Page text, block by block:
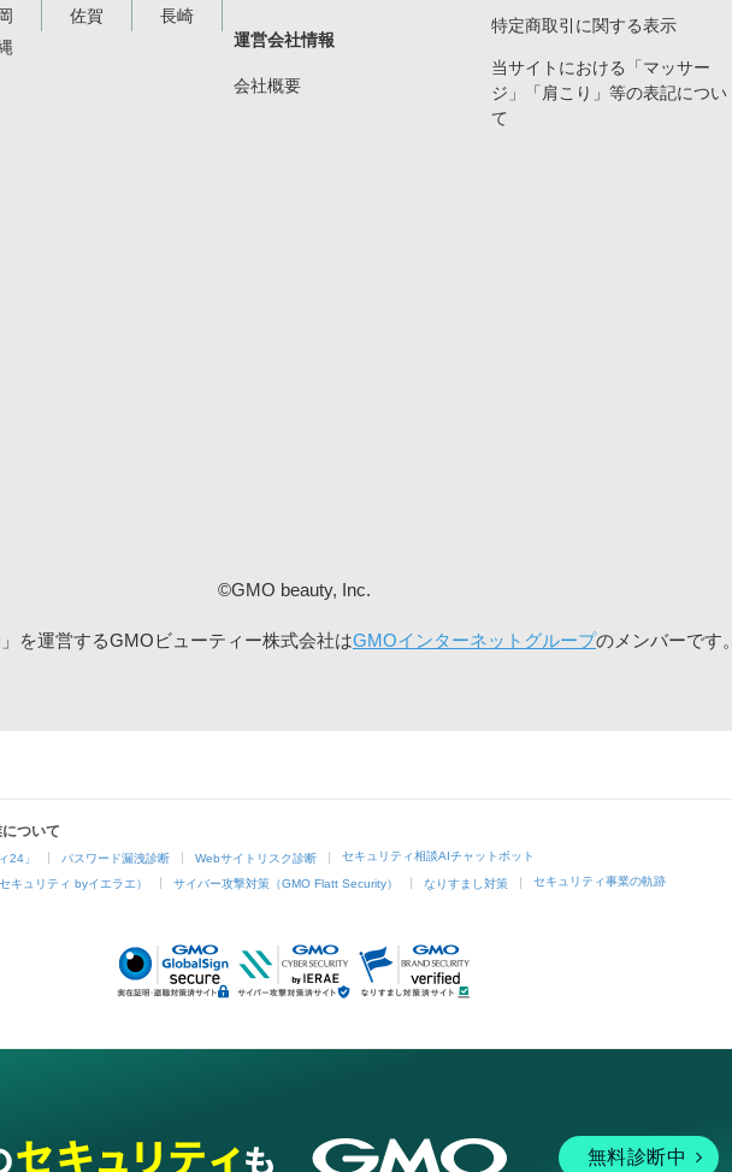
佐賀
長崎
運営会社情報
会社概要
特定商取引に関する表示
当サイトにおける「マッサー
ジ」「肩こり」等の表記につい
て
©GMO beauty, Inc.
」を運営するGMOビューティー株式会社はGMOインターネットグループのメンバーです。
ついて
24」 パスワード漏洩診断 Webサイトリスク診断 セキュリティ相談AIチャットボット
キュリティ byイエラエ） サイバー攻撃対策（GMO Flatt Security） なりすまし対策 セキュリティ事業の軌跡
無料診断中